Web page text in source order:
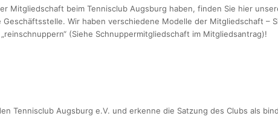
Mitgliedschaft beim Tennisclub Augsburg haben, finden Sie hier
Wir haben verschiedene Modelle der Mitgliedschaft –
„reinschnuppern“ (Siehe Schnuppermitgliedschaft im Mitgliedsantrag)!
Tennisclub Augsburg e.V. und erkenne die Satzung des Clubs als